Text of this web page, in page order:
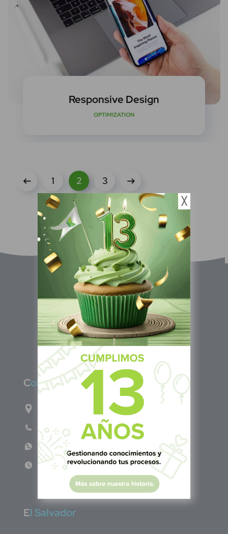
Responsive Design
OPTIMIZATION
1 2 3
Colombia
Carrera 71G #117-67 INT 3 OFI 701
Teléfono: (601) 522 3869
WhatsApp: +57 317 4651554
Lun - Vie 8:00am - 5:00pm
El Salvador
╳